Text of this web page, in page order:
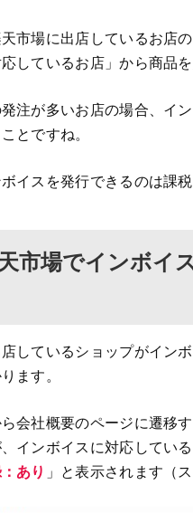
市場に出店しているお店
しているお店」から商品
注が多いお店の場合、イ
とですね。
イスを発行できるのは課
市場でインボイ
しているショップがイン
ます。
会社概要のページに遷移
インボイスに対応してい
あり 」と表示されます（